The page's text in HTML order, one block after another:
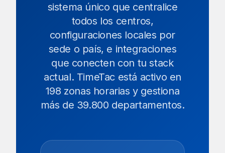
sistema único que centralice
todos los centros,
configuraciones locales por
sede o país, e integraciones
que conecten con tu stack
actual. TimeTac está activo en
198 zonas horarias y gestiona
más de 39.800 departamentos.